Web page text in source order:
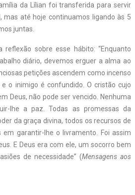
da Lílian foi transferida para servir
mas até hoje continuamos ligando às 5
juntas.
sobre esse hábito: “Enquanto
diário, devemos erguer a alma ao
petições ascendem como incenso
o inimigo é confundido. O cristão cujo
Deus, não pode ser vencido. Nenhuma
lhe a paz. Todas as promessas da
da graça divina, todos os recursos de
em garantir-lhe o livramento. Foi assim
E Deus era com ele, um socorro bem
de necessidade” (Mensagens aos